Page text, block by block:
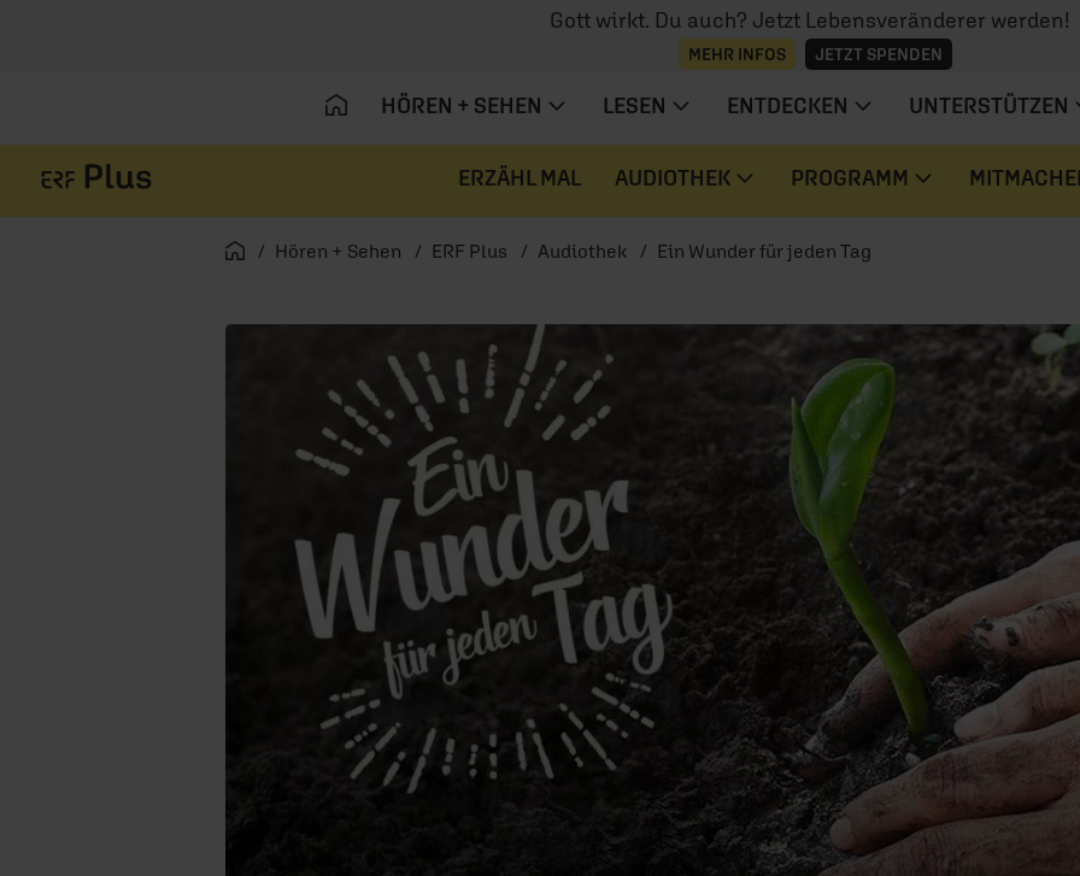
Gott wirkt. Du auch? Jetzt Lebensveränderer werden!
MEHR INFOS JETZT SPENDEN
HÖREN + SEHEN LESEN ENTDECKEN UNTERSTÜTZEN
ERZÄHL MAL AUDIOTHEK PROGRAMM
Startseite
Hören + Sehen ERF Plus Audiothek Ein Wunder für jeden Tag